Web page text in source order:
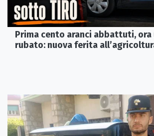
Prima cento aranci abbattuti,
rubato: nuova ferita